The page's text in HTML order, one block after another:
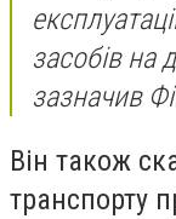
засобів на
зазначив
Він також
транспорту